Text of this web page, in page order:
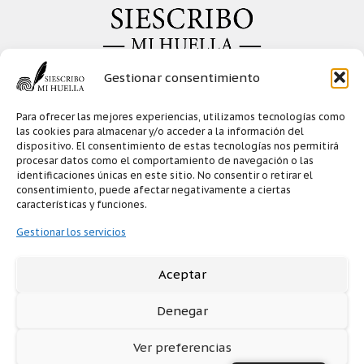
Gestionar consentimiento
Para ofrecer las mejores experiencias, utilizamos tecnologías como
las cookies para almacenar y/o acceder a la información del
dispositivo. El consentimiento de estas tecnologías nos permitirá
procesar datos como el comportamiento de navegación o las
identificaciones únicas en este sitio. No consentir o retirar el
consentimiento, puede afectar negativamente a ciertas
características y funciones.
Gestionar los servicios
Aceptar
Denegar
Ver preferencias
con éxito!
por favor inicie sección